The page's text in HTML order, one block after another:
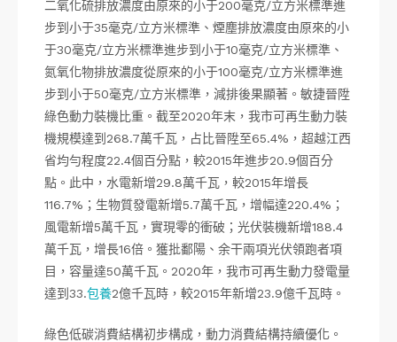
二氧化硫排放濃度由原來的小于200毫克/立方米標準進
步到小于35毫克/立方米標準、煙塵排放濃度由原來的小
于30毫克/立方米標準進步到小于10毫克/立方米標準、
氮氧化物排放濃度從原來的小于100毫克/立方米標準進
步到小于50毫克/立方米標準，減排後果顯著。敏捷晉陞
綠色動力裝機比重。截至2020年末，我市可再生動力裝
機規模達到268.7萬千瓦，占比晉陞至65.4%，超越江西
省均勻程度22.4個百分點，較2015年進步20.9個百分
點。此中，水電新增29.8萬千瓦，較2015年增長
116.7%；生物質發電新增5.7萬千瓦，增幅達220.4%；
風電新增5萬千瓦，實現零的衝破；光伏裝機新增188.4
萬千瓦，增長16倍。獲批鄱陽、余干兩項光伏領跑者項
目，容量達50萬千瓦。2020年，我市可再生動力發電量
達到33.包養2億千瓦時，較2015年新增23.9億千瓦時。
綠色低碳消費結構初步構成，動力消費結構持續優化。